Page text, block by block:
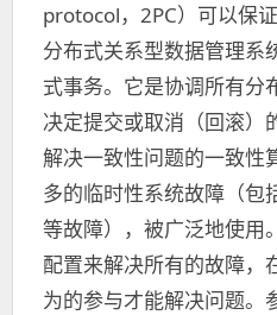
protocol，2PC）可以保
分布式关系型数据管理系
式事务。它是协调所有分
决定提交或取消（回滚）
解决一致性问题的一致性
多的临时性系统故障（包
等故障），被广泛地使用
配置来解决所有的故障，
为的参与才能解决问题。